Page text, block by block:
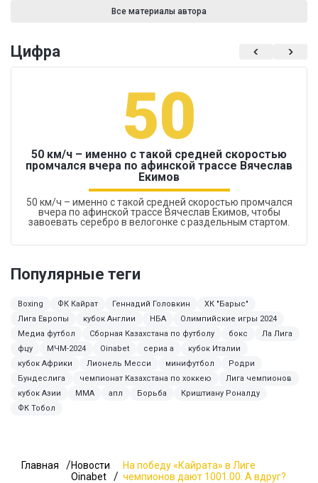
Все материалы автора
Цифра
50
50 км/ч – именно с такой средней скоростью
промчался вчера по афинской трассе Вячеслав
Екимов
50 км/ч – именно с такой средней скоростью промчался
вчера по афинской трассе Вячеслав Екимов, чтобы
завоевать серебро в велогонке с раздельным стартом.
Популярные теги
Boxing ФК Кайрат Геннадий Головкин
ХК "Барыс"
Лига Европы
кубок Англии НБА
Олимпийские игры 2024
Медиа футбол
Сборная Казахстана по футболу бокс
Ла Лига
фцу
МЧМ-2024 Oinabet сериа а
кубок Италии
кубок Африки
Лионель Месси минифутбол
Родри
Бундеслига
чемпионат Казахстана по хоккею
Лига чемпионов
кубок Азии
ММА апл Борьба
Криштиану Роналду
ФК Тобол
Главная
Новости
Oinabet
На победу «Кайрата» в Лиге
чемпионов дают 1001.00. А вдруг?